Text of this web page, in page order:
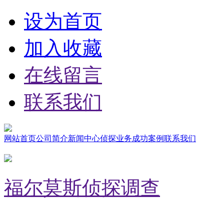
设为首页
加入收藏
在线留言
联系我们
网站首页公司简介新闻中心侦探业务成功案例联系我们
福尔莫斯侦探调查